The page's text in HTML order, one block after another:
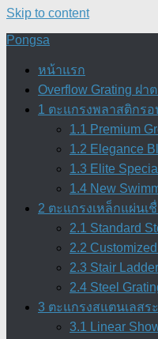
Skip to content
Pongsa
หน้าแรก
Overflow Grating ฝ
1 ตะแกรงพลาสติกรอ
1.1 Premium
1.2 Elegance
1.3 Elite
1.4 New
2 ตะแกรงเหล็กแผ่น
2.1 Standard
2.2
2.3 Stair
2.4 Steel
3 ตะแกรงสแตนเลสร
3.1 Linear